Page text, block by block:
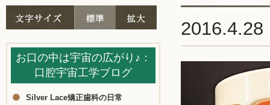
お口の中は宇宙の広がり♪：
口腔宇宙工学ブログ
Silver Lace矯正歯科の日常